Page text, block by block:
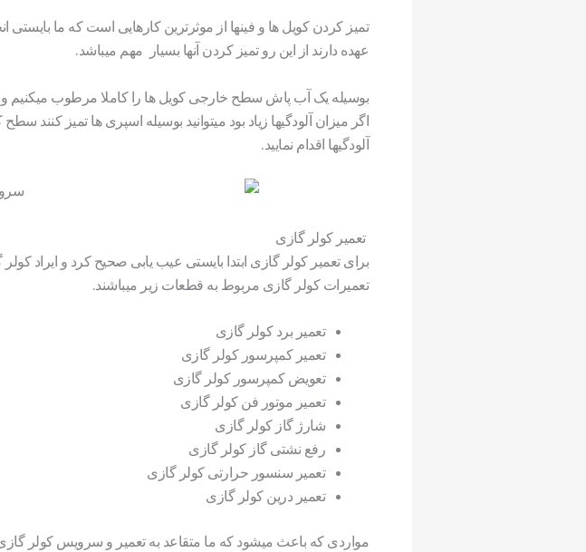
تمیز کردن کویل ها و فینها از موثرترین کارهایی است که ما
عهده دارند از این رو تمیز کردن آنها بسیار مهم میباشد.
بوسیله یک آب پاش سطح خارجی کویل ها را کاملا مرطوب میکنیم و
آلودگیها اقدام نمایید.
تعمیر کولر گازی
برای تعمیر کولر گازی ابتدا بایستی عیب یابی صحیح کرد و ایراد
تعمیرات کولر گازی مربوط به قطعات زیر میباشند.
تعمیر برد کولر گازی
تعمیر کمپرسور کولر گازی
تعویض کمپرسور کولر گازی
تعمیر موتور فن کولر گازی
شارژ گاز کولر گازی
رفع نشتی گاز کولر گازی
تعمیر سنسور حرارتی کولر گازی
تعمیر درین کولر گازی
مواردی که باعث میشود که ما متقاعد به تعمیر و سرویس کولر